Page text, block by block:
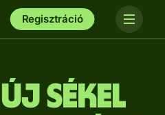
Regisztráció
sékel